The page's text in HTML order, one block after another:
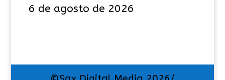
6 de agosto de 2026